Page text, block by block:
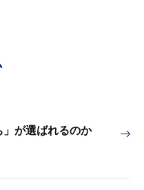
が選ばれるのか